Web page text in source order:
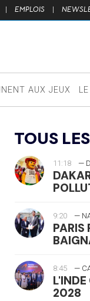
| EMPLOIS |
AUX JEUX
TOUS
11:18 —
9:20 —
PARIS
8:45 —
L'INDE
2028